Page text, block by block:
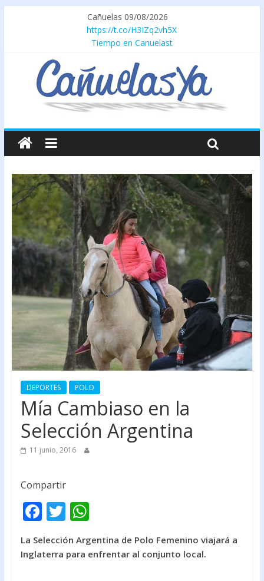
Cañuelas 09/08/2026
https://t.co/H3IZq2vh5X
Tiempo en Canuelast
DEPORTES POLO
Mía Cambiaso en la
Selección Argentina
11 junio, 2016
Compartir
F
ac
e
T
w
itt
er
W
at
La Selección Argentina de Polo Femenino viajará a
Inglaterra para enfrentar al conjunto local.